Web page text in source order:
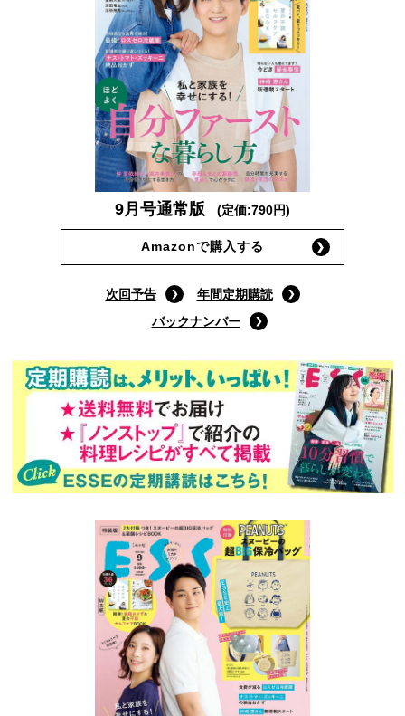
9月号通常版 (定価:790円)
Amazonで購入する
次回予告
年間定期購読
バックナンバー